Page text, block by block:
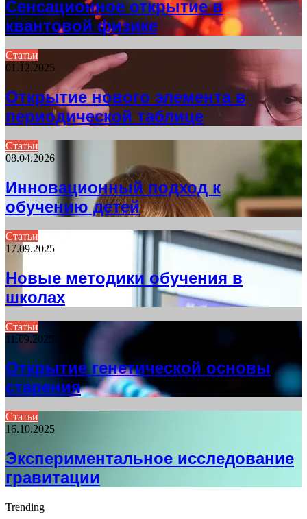
Сенсационное открытие в
квантовой физике
Статьи
01.12.2025
Открытие нового элемента в
периодической таблице
Статьи
08.04.2026
Инновационный подход к
обучению детей
Статьи
17.09.2025
Новые методики обучения в
школах
Статьи
11.09.2025
Открытие генетической основы
старения
Статьи
16.10.2025
Экспериментальное исследование
гравитации
Trending